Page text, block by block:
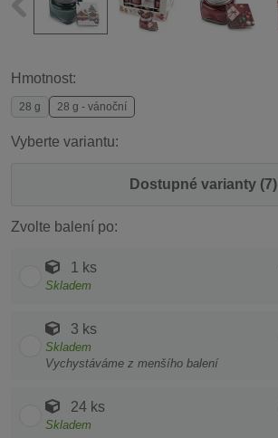
Hmotnost:
28 g 28 g - vánoční
Vyberte variantu:
Dostupné varianty (7)
Zvolte balení po:
1 ks
Skladem
3 ks
Skladem
Vychystáváme z menšího balení
24 ks
Skladem